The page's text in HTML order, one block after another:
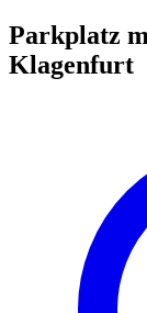
Parkplatz
Klagenfurt